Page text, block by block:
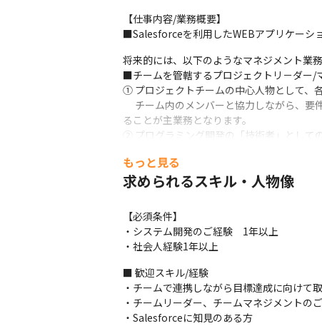
【仕事内容/業務概要】
■Salesforceを利用したWEBアプリケーシ
将来的には、以下のようなマネジメント業
■チームを管轄するプロジェクトリ－ダー/
① プロジェクトチームの中心人物として、
チーム内のメンバーと協力しながら、要
ることが主業務となります。
② プログラミング開発の「技術者」とし
まずは少人数のチームから担当していただ
【こんなマインドをお持ちの方を大募集！！
◆「SES業態で経験は積んできたが、安定
◆「エンジニアとして技術を磨いていきつ
もっと見る
求められるスキル・人物像
【必須条件】
・システム開発のご経験　1年以上
・社会人経験1年以上
■ 歓迎スキル/経験
・チームで連携しながら目標達成に向けて
・チームリーダー、チームマネジメントの
・Salesforceに知見のある方